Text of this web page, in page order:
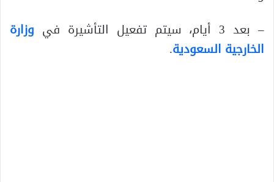
– بعد 3 أيام، سيتم تفعيل التأشيرة في
وزارة
الخارجية السعودية.